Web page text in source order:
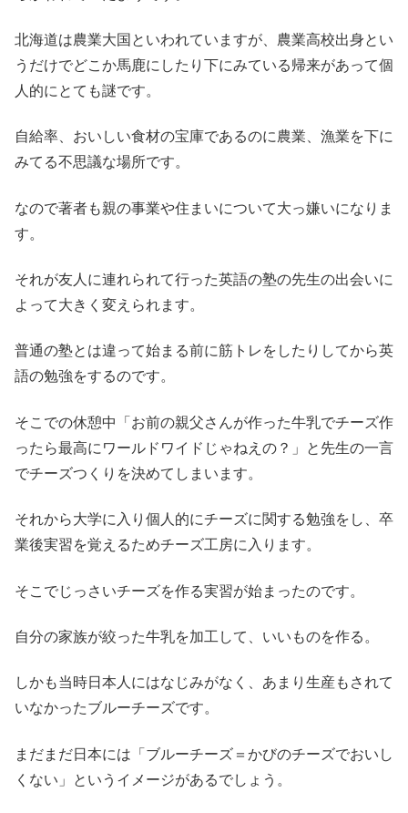
北海道は農業大国といわれていますが、農業高校出身とい
うだけでどこか馬鹿にしたり下にみている帰来があって個
人的にとても謎です。
自給率、おいしい食材の宝庫であるのに農業、漁業を下に
みてる不思議な場所です。
なので著者も親の事業や住まいについて大っ嫌いになりま
す。
それが友人に連れられて行った英語の塾の先生の出会いに
よって大きく変えられます。
普通の塾とは違って始まる前に筋トレをしたりしてから英
語の勉強をするのです。
そこでの休憩中「お前の親父さんが作った牛乳でチーズ作
ったら最高にワールドワイドじゃねえの？」と先生の一言
でチーズつくりを決めてしまいます。
それから大学に入り個人的にチーズに関する勉強をし、卒
業後実習を覚えるためチーズ工房に入ります。
そこでじっさいチーズを作る実習が始まったのです。
自分の家族が絞った牛乳を加工して、いいものを作る。
しかも当時日本人にはなじみがなく、あまり生産もされて
いなかったブルーチーズです。
まだまだ日本には「ブルーチーズ＝かびのチーズでおいし
くない」というイメージがあるでしょう。